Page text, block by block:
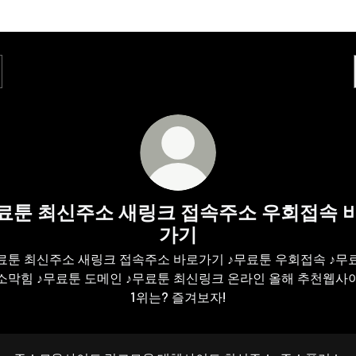
툰 최신주소 새링크 접속주소 우회접속
가기
툰 최신주소 새링크 접속주소 바로가기 ♪무료툰 우회접속 ♪무
막힘 ♪무료툰 도메인 ♪무료툰 최신링크 온라인 올해 추천웹사
1위는? 즐겨보자!